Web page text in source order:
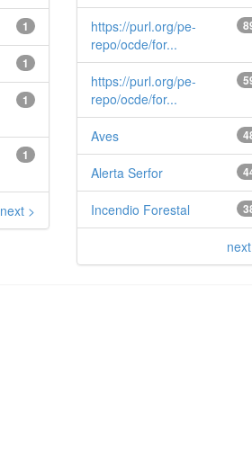
1
1
1
1
next >
https://purl.org/pe-
repo/ocde/for...
https://purl.org/pe-
repo/ocde/for...
Aves
Alerta Serfor
Incendio Forestal